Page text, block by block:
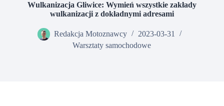
Wulkanizacja Gliwice: Wymień wszystkie zakłady
wulkanizacji z dokładnymi adresami
Redakcja Motoznawcy
2023-03-31
Warsztaty samochodowe